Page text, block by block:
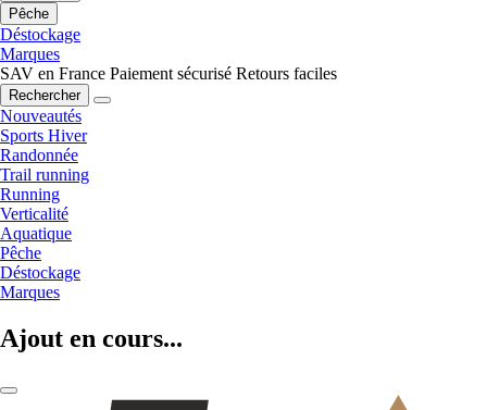
Pêche
Déstockage
Marques
SAV en France Paiement sécurisé Retours faciles
Rechercher
Nouveautés
Sports Hiver
Randonnée
Trail running
Running
Verticalité
Aquatique
Pêche
Déstockage
Marques
Ajout en cours...